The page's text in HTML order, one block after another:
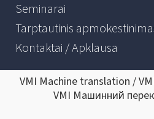
Seminarai
Tarptautinis
Kontaktai / Apklausa
VMI Machine translation /
VMI Машинний